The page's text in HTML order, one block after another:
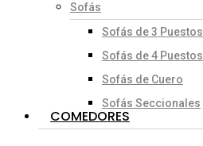
Sofás
Sofás de 3 Puestos
Sofás de 4 Puestos
Sofás de Cuero
Sofás Seccionales
COMEDORES